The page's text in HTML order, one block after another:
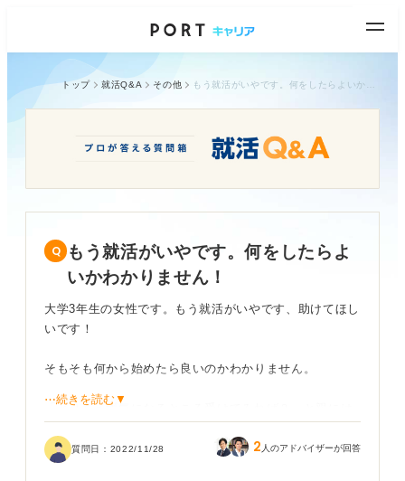
トップ 就活Q&A その他
もう就活がいやです。何をしたらよ
いかわかりません！
大学3年生の女性です。もう就活がいやです、助けてほし
いです！
そもそも何から始めたら良いのかわかりません。
「とりあえず気になるところ受けてみれば？」と親には
⋯続きを読む▼
質問日： 2022/11/28 2 人のアドバイザーが回答